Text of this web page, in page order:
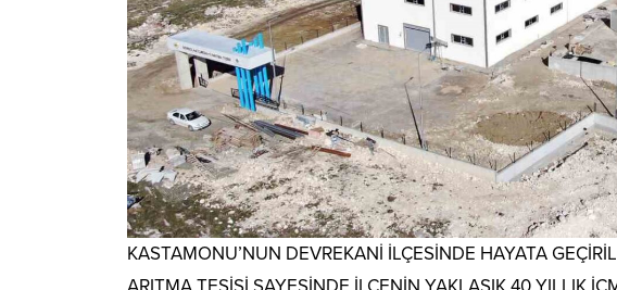
KASTAMONU’NUN DEVREKANİ İLÇESİNDE HAYATA